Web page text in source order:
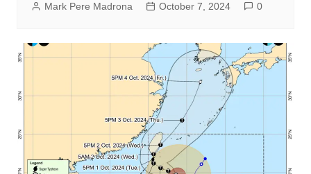
Mark Pere Madrona October 7, 2024 0